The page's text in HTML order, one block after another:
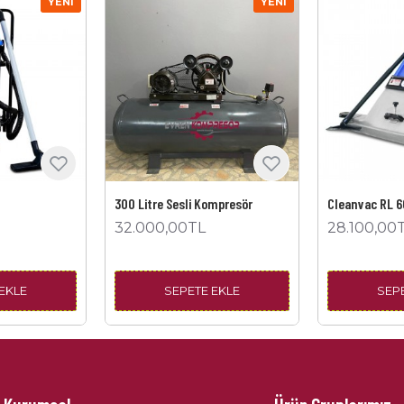
300 Litre Sesli Kompresör
32.000,00TL
SEPETE EKLE
Cleanvac RL